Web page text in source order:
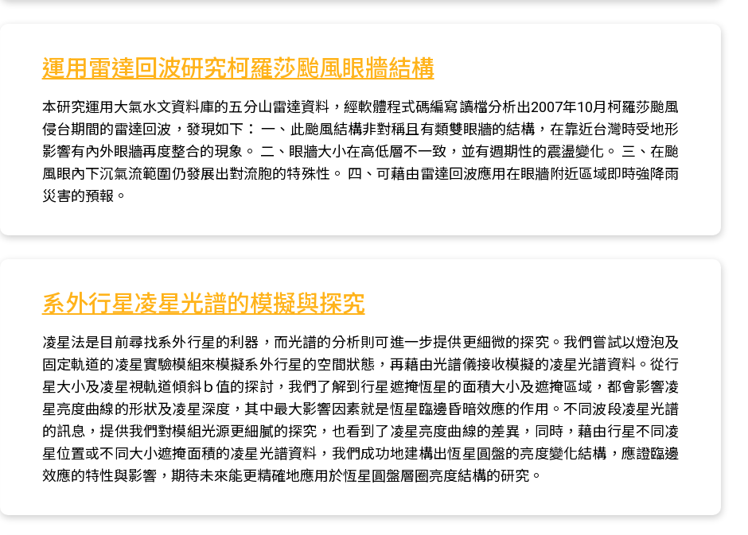
運用雷達回波研究柯羅莎颱風眼牆結構
本研究運用大氣水文資料庫的五分山雷達資料，經軟體程式碼編寫讀檔分析出2007年10月柯羅莎颱風
侵台期間的雷達回波，發現如下： 一、此颱風結構非對稱且有類雙眼牆的結構，在靠近台灣時受地形
影響有內外眼牆再度整合的現象。 二、眼牆大小在高低層不一致，並有週期性的震盪變化。 三、在颱
風眼內下沉氣流範圍仍發展出對流胞的特殊性。 四、可藉由雷達回波應用在眼牆附近區域即時強降雨
災害的預報。
系外行星凌星光譜的模擬與探究
凌星法是目前尋找系外行星的利器，而光譜的分析則可進一步提供更細微的探究。我們嘗試以燈泡及
固定軌道的凌星實驗模組來模擬系外行星的空間狀態，再藉由光譜儀接收模擬的凌星光譜資料。從行
星大小及凌星視軌道傾斜ｂ值的探討，我們了解到行星遮掩恆星的面積大小及遮掩區域，都會影響凌
星亮度曲線的形狀及凌星深度，其中最大影響因素就是恆星臨邊昏暗效應的作用。不同波段凌星光譜
的訊息，提供我們對模組光源更細膩的探究，也看到了凌星亮度曲線的差異，同時，藉由行星不同凌
星位置或不同大小遮掩面積的凌星光譜資料，我們成功地建構出恆星圓盤的亮度變化結構，應證臨邊
效應的特性與影響，期待未來能更精確地應用於恆星圓盤層圈亮度結構的研究。